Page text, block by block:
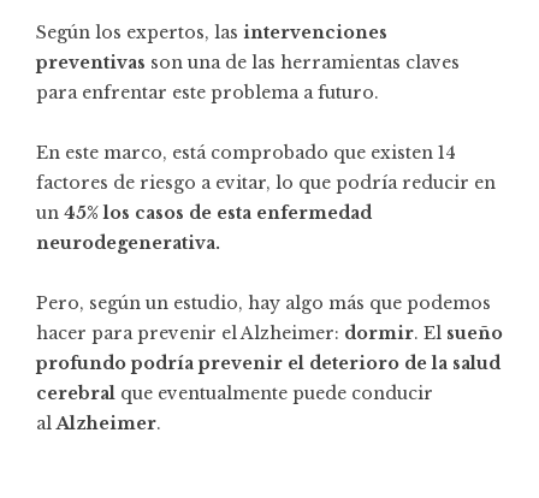
Según los expertos, las intervenciones
preventivas son una de las herramientas claves
para enfrentar este problema a futuro.
En este marco, está comprobado que existen 14
factores de riesgo a evitar, lo que podría reducir en
un 45% los casos de esta enfermedad
neurodegenerativa.
Pero, según un estudio, hay algo más que podemos
hacer para prevenir el Alzheimer: dormir. El sueño
profundo podría prevenir el deterioro de la salud
cerebral que eventualmente puede conducir
alAlzheimer.